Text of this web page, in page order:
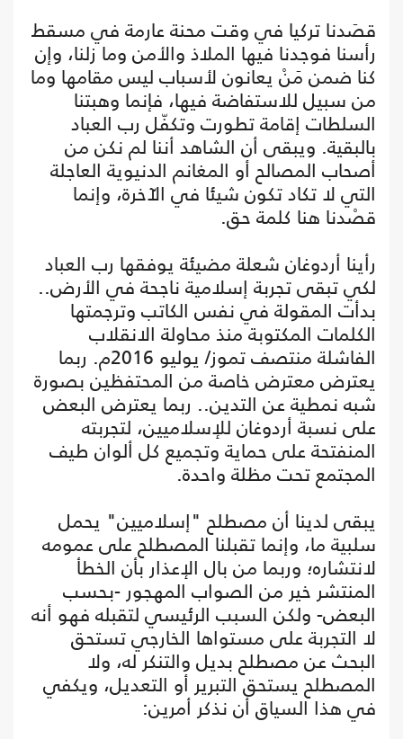
قصَدنا تركيا في وقت محنة عارمة في مسقط
رأسنا فوجدنا فيها الملاذ والأمن وما زلنا، وإن
كنا ضمن مَنْ يعانون لأسباب ليس مقامها وما
من سبيل للاستفاضة فيها، فإنما وهبتنا
السلطات إقامة تطورت وتكفّل رب العباد
بالبقية. ويبقى أن الشاهد أننا لم نكن من
أصحاب المصالح أو المغانم الدنيوية العاجلة
التي لا تكاد تكون شيئا في الآخرة، وإنما
قصْدنا هنا كلمة حق.
رأينا أردوغان شعلة مضيئة يوفقها رب العباد
لكي تبقى تجربة إسلامية ناجحة في الأرض..
بدأت المقولة في نفس الكاتب وترجمتها
الكلمات المكتوبة منذ محاولة الانقلاب
الفاشلة منتصف تموز/ يوليو 2016م. ربما
يعترض معترض خاصة من المحتفظين بصورة
شبه نمطية عن التدين.. ربما يعترض البعض
على نسبة أردوغان للإسلاميين، لتجربته
المنفتحة على حماية وتجميع كل ألوان طيف
المجتمع تحت مظلة واحدة.
يبقى لدينا أن مصطلح "إسلاميين" يحمل
سلبية ما، وإنما تقبلنا المصطلح على عمومه
لانتشاره؛ وربما من بال الإعذار بأن الخطأ
المنتشر خير من الصواب المهجور -بحسب
البعض- ولكن السبب الرئيسي لتقبله فهو أنه
لا التجربة على مستواها الخارجي تستحق
البحث عن مصطلح بديل والتنكر له، ولا
المصطلح يستحق التبرير أو التعديل، ويكفي
في هذا السياق أن نذكر أمرين: